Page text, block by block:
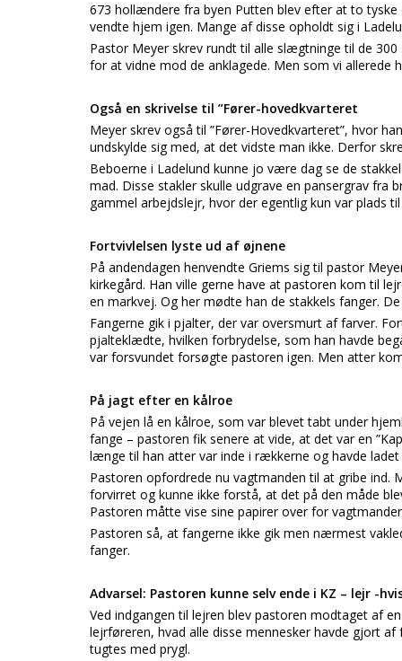
673 hollændere fra byen Putten blev efter at to
vendte hjem igen. Mange af disse opholdt sig i
Pastor Meyer skrev rundt til alle slægtninge til de
for at vidne mod de anklagede. Men som vi allerede
Også en skrivelse til ”Fører-hovedkvarteret
Meyer skrev også til ”Fører-Hovedkvarteret”, hvor
undskylde sig med, at det vidste man ikke. Derfor
Beboerne i Ladelund kunne jo være dag se de
mad. Disse stakler skulle udgrave en pansergrav fra
gammel arbejdslejr, hvor der egentlig kun var plads
Fortvivlelsen lyste ud af øjnene
På andendagen henvendte Griems sig til pastor
kirkegård. Han ville gerne have at pastoren kom til
en markvej. Og her mødte han de stakkels fanger.
Fangerne gik i pjalter, der var oversmurt af farver.
pjalteklædte, hvilken forbrydelse, som han havde
var forsvundet forsøgte pastoren igen. Men atter
På jagt efter en kålroe
På vejen lå en kålroe, som var blevet tabt under
fange – pastoren fik senere at vide, at det var en
længe til han atter var inde i rækkerne og havde ladet
Pastoren opfordrede nu vagtmanden til at gribe ind.
forvirret og kunne ikke forstå, at det på den måde
Pastoren måtte vise sine papirer over for
Pastoren så, at fangerne ikke gik men nærmest
fanger.
Advarsel: Pastoren kunne selv ende i KZ – lejr -
Ved indgangen til lejren blev pastoren modtaget af
lejrføreren, hvad alle disse mennesker havde gjort
tugtes med prygl.